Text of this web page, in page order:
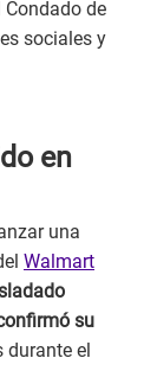
de
sociales y
en
una
Walmart
su
durante el